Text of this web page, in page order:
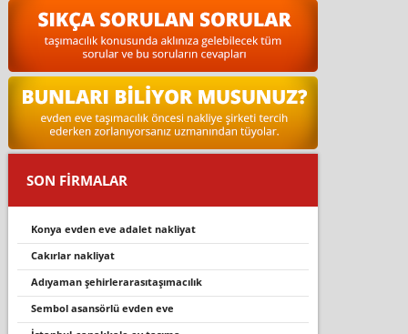
SON FİRMALAR
konya evden eve adalet nakliyat
cakirlar nakli̇yat
adiyaman şehi̇rlerarasitaşimacilik
sembol asansörlü evden eve